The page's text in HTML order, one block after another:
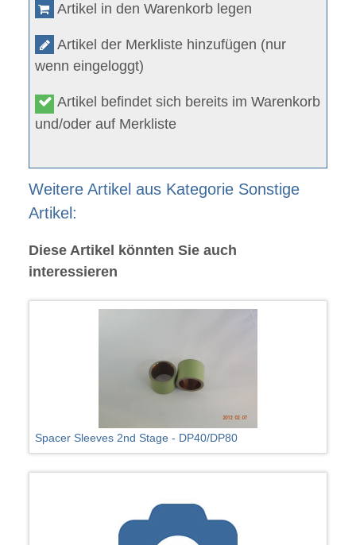
Artikel in den Warenkorb legen
Artikel der Merkliste hinzufügen (nur
wenn eingeloggt)
Artikel befindet sich bereits im Warenkorb
und/oder auf Merkliste
Weitere Artikel aus Kategorie Sonstige
Artikel:
Diese Artikel könnten Sie auch
interessieren
Spacer Sleeves 2nd Stage - DP40/DP80